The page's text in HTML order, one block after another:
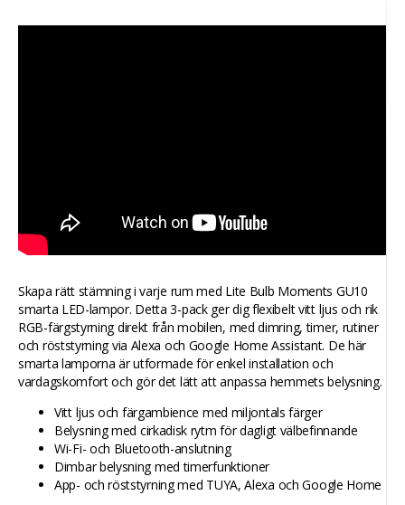
Skapa rätt stämning i varje rum med Lite Bulb Moments GU10
smarta LED-lampor. Detta 3-pack ger dig flexibelt vitt ljus och rik
RGB-färgstyrning direkt från mobilen, med dimring, timer, rutiner
och röststyrning via Alexa och Google Home Assistant. De här
smarta lamporna är utformade för enkel installation och
vardagskomfort och gör det lätt att anpassa hemmets belysning.
Vitt ljus och färgambience med miljontals färger
Belysning med cirkadisk rytm för dagligt välbefinnande
Wi-Fi- och Bluetooth-anslutning
Dimbar belysning med timerfunktioner
App- och röststyrning med TUYA, Alexa och Google Home